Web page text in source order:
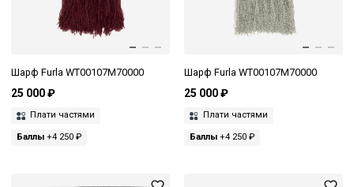
Шарф Furla WT00107M70000
25 000 ₽
Плати частями
Баллы +4 250 ₽
Шарф Furla WT00107M70000
25 000 ₽
Плати частями
Баллы+4 250 ₽